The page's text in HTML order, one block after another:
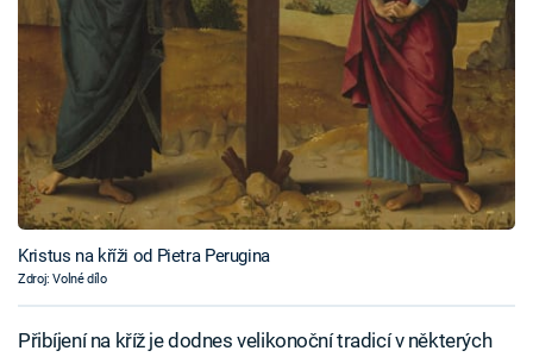
Kristus na kříži od Pietra Perugina
Zdroj: Volné dílo
Přibíjení na kříž je dodnes velikonoční tradicí v některých